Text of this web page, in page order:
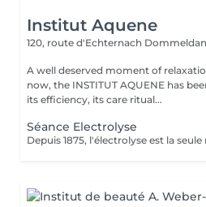
Institut Aquene
120, route d'Echternach
A well deserved moment of
now, the INSTITUT AQUENE has
its efficiency, its care ritual...
Séance Electrolyse